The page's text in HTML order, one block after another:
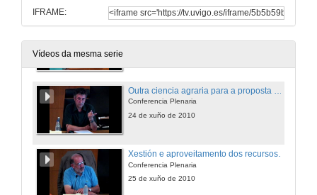
IFRAME:
Vídeos da mesma serie
Outra ciencia agraria para a proposta agroecolóxica: leccións da historia.
Conferencia Plenaria
24 de xuño de 2010
Xestión e aproveitamento dos recursos pastábeis extensivos no monte galego.
Conferencia Plenaria
25 de xuño de 2010